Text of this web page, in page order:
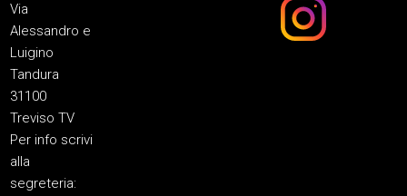
Via
Alessandro e
Luigino
Tandura
31100
Treviso TV
Per info scrivi
alla
segreteria: